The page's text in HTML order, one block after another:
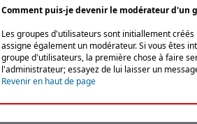
Comment puis-je devenir le modérateur d'un
Les groupes d'utilisateurs sont initiallement
assigne également un modérateur. Si vous êtes
groupe d'utilisateurs, la première chose à faire
l'administrateur; essayez de lui laisser un
Revenir en haut de page